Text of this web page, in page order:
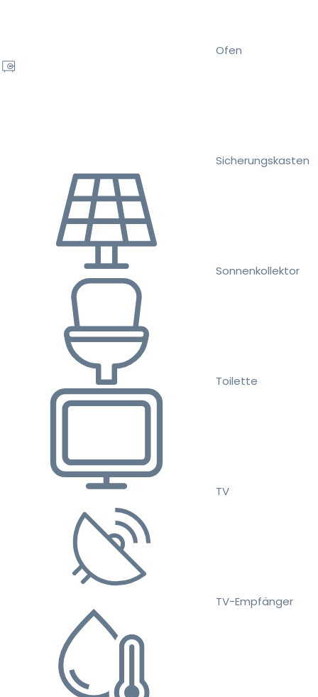
Ofen
Sicherungskasten
Sonnenkollektor
Toilette
TV
TV-Empfänger